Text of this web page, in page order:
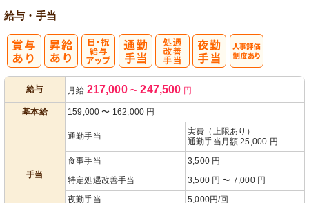
給与・手当
給与 月給 217,000 〜 247,500 円
基本給 159,000 〜 162,000 円
手当
通勤手当
実費（上限あり）
通勤手当月額 25,000 円
食事手当
3,500 円
特定処遇改善手当
3,500 円 〜 7,000 円
夜勤手当
5,000円/回